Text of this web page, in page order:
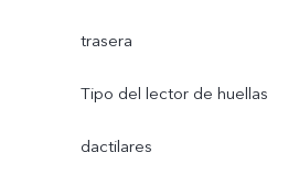
trasera
Tipo del lector de huellas
dactilares